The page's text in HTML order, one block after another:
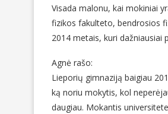
Visada malonu, kai mokiniai
fizikos fakulteto, bendrosios
2014 metais, kuri dažniausiai
Agnė rašo:
Lieporių gimnaziją baigiau
ką noriu mokytis, kol
daugiau. Mokantis